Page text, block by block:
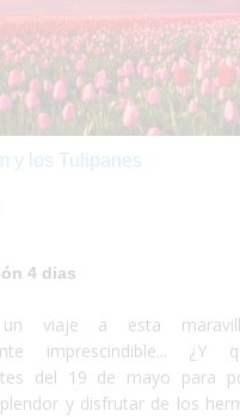
y los Tulipanes
4 dias
un viaje a esta
imprescindible...
del 19 de mayo para
y disfrutar de los